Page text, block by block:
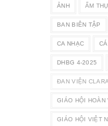
ẢNH ẨM
BAN BIÊN TẬP
CA NHẠC
DHBG 4-2025
ĐAN VIỆN
GIÁO HỘI HOÀN
GIÁO HỘI VIỆT